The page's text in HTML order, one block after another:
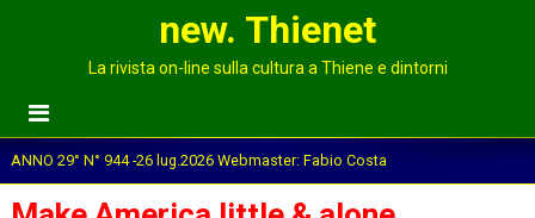
new. Thienet
La rivista on-line sulla cultura a Thiene e dintorni
ANNO 29° N° 944 -26 lug.2026 Webmaster: Fabio Costa